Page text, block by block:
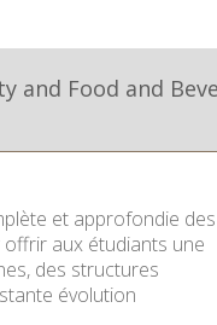
Food and
et approfondie des
aux étudiants une
des structures
évolution